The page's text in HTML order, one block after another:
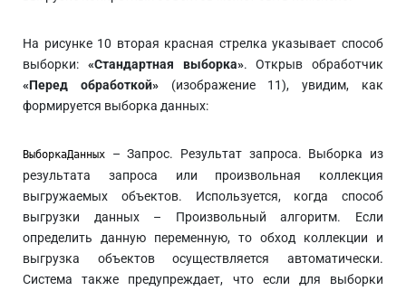
На рисунке 10 вторая красная стрелка указывает способ
выборки: «Стандартная выборка». Открыв обработчик
«Перед обработкой»(изображение 11), увидим, как
формируется выборка данных:
ВыборкаДанных – Запрос. Результат запроса. Выборка из
результата запроса или произвольная коллекция
выгружаемых объектов. Используется, когда способ
выгрузки данных – Произвольный алгоритм. Если
определить данную переменную, то обход коллекции и
выгрузка объектов осуществляется автоматически.
Система также предупреждает, что если для выборки